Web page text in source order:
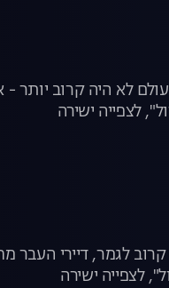
לא היה קרוב יותר
לצפייה ישירה
קרוב לגמר, דיירי העבר
לצפייה ישירה